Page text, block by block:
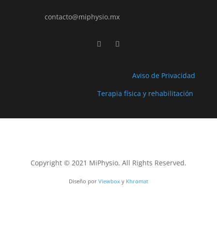
contacto@miphysio.mx
Aviso de Privacidad
Terapia física y rehabilitación
Copyright © 2021 MiPhysio. All Rights Reserved.
Diseño por Viewbox y Khromat